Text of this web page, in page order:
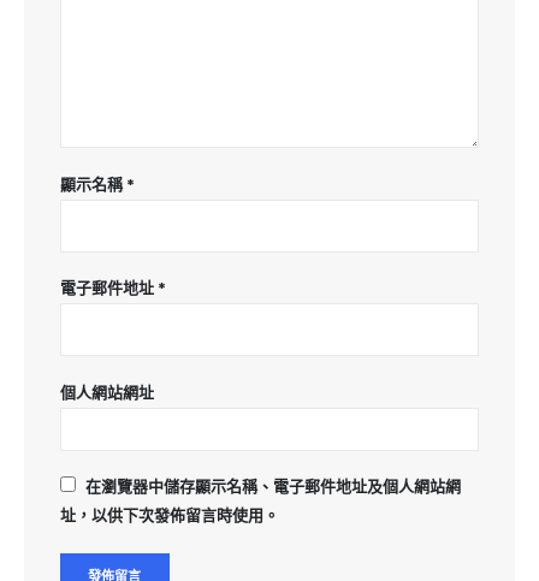
顯示名稱*
電子郵件地址 *
個人網站網址
在瀏覽器中儲存顯示名稱、電子郵件地址及個人網站網
址，以供下次發佈留言時使用。